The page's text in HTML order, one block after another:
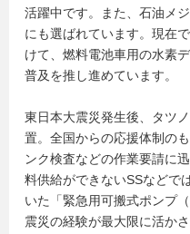
活躍中です。また、石油メ
にも選ばれています。現在
けて、燃料電池車用の水素
普及を推し進めています。
東日本大震災発生後、タツ
置。全国からの応援体制の
ンク検査などの作業要請に
料供給ができないSSなどで
いた「緊急用可搬式ポンプ
震災の経験が最大限に活か